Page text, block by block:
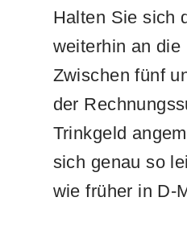
Halten Sie sich
weiterhin an die
Zwischen fünf
der
Trinkgeld
sich genau so
wie früher in D-